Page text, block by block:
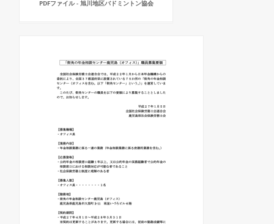
PDFファイル - 旭川地区バドミントン協会